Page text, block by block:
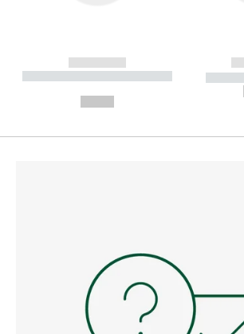
------------
----------- ----------- --------